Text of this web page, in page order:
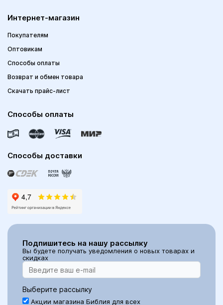
Интернет-магазин
Покупателям
Оптовикам
Способы оплаты
Возврат и обмен товара
Скачать прайс-лист
Способы оплаты
Способы доставки
Подпишитесь на нашу рассылку
Вы будете получать уведомления о новых товарах и
скидках
Выберите рассылку
Акции магазина Библия для всех